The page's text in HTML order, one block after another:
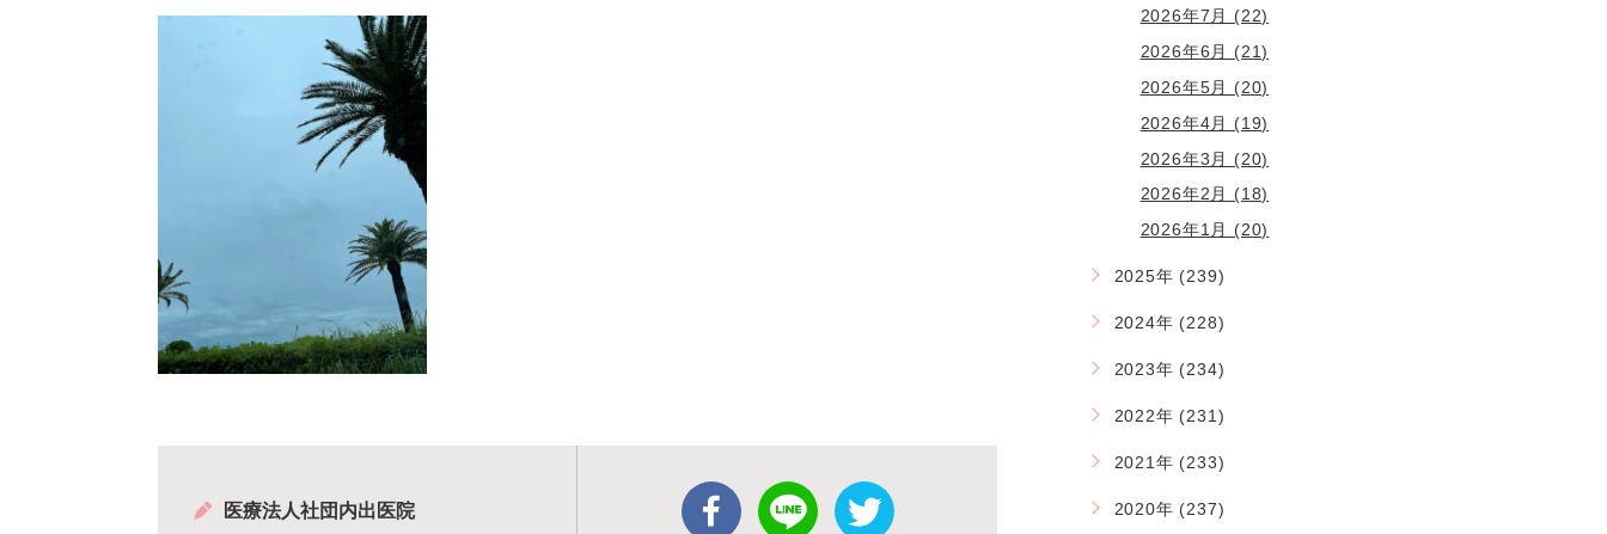
医療法人社団内出医院
2026年7月 (22)
2026年6月 (21)
2026年5月 (20)
2026年4月 (19)
2026年3月 (20)
2026年2月 (18)
2026年1月 (20)
2025年 (239)
2024年 (228)
2023年 (234)
2022年 (231)
2021年 (233)
2020年 (237)